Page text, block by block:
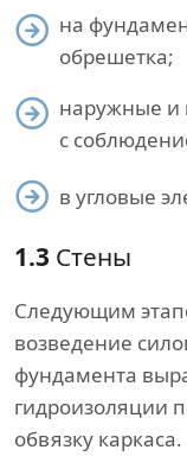
на
обрешетка;
наружные и
с
в угловые
1.3 Стены
Следующим
возведение
фундамента
гидроизоляции
обвязку каркаса.